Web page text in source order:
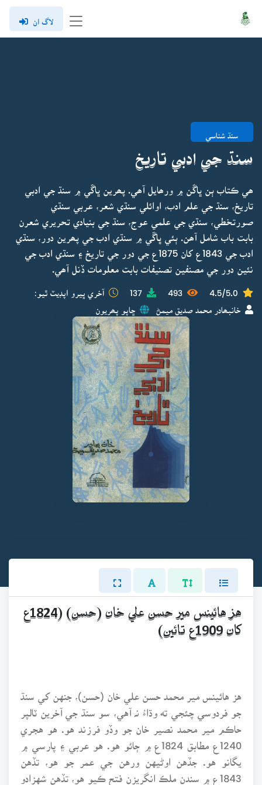
لاگ ان
سنڌ شناسي
سنڌ جي ادبي تاريخ
ھي ڪتاب ٻن ڀاڱن ۾ ورھايل آھي. پھرين ڀاڱي ۾ سنڌ جي ادبي
تاريخ، سنڌ جي علم ادب، اوائلي سنڌي شعر، عربي سنڌي
صورتخطي، سنڌي جي علمي عوج، سنڌ جي بنيادي تحريري شعرن
بابت باب شامل آھن. ٻئي ڀاڱي ۾ سنڌي ادب جي پھرين دور، سنڌي
ادب جي 1843ع کان 1875ع جي دور جي تاريخ ۽ سنڌي ادب جي
نئين دور جي مصنفين تصنيفات بابت معلومات ڏنل آھي.
4.5/5.0
493
137 آخري ڀيرو اپڊيٽ ٿيو:
خانبھادر محمد صديق ميمڻ ڇاپو پھريون
هز هائينس مير حسن علي خان (حسن) (1824ع
کان 1909ع تائين)
هز هائينس مير محمد حسن علي خان (حسن)، جنهن کي سنڌ
جو فردوسي چئجي ته وڌاءُ نہ آهي، سو سنڌ جي آخرين ٽالپر
حاڪم مير محمد نصير خان جو وڏو فرزند هو. هو هجري
1240ع مطابق 1824ع ۾ ڄائو هو. هو عربي ۽ پارسي ۾
يگانو هو. جڏهن اوڻيهن ورهن جي عمر جو هو، تڏهن
1843ع ۾ سندن ملڪ انگريزن فتح ڪيو هو، تڏهن شهزادو